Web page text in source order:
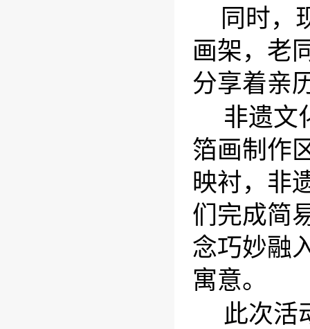
同时，
画架，老
分享着亲
非遗文
箔画制作
映衬，非
们完成简
念巧妙融
寓意。
此次活